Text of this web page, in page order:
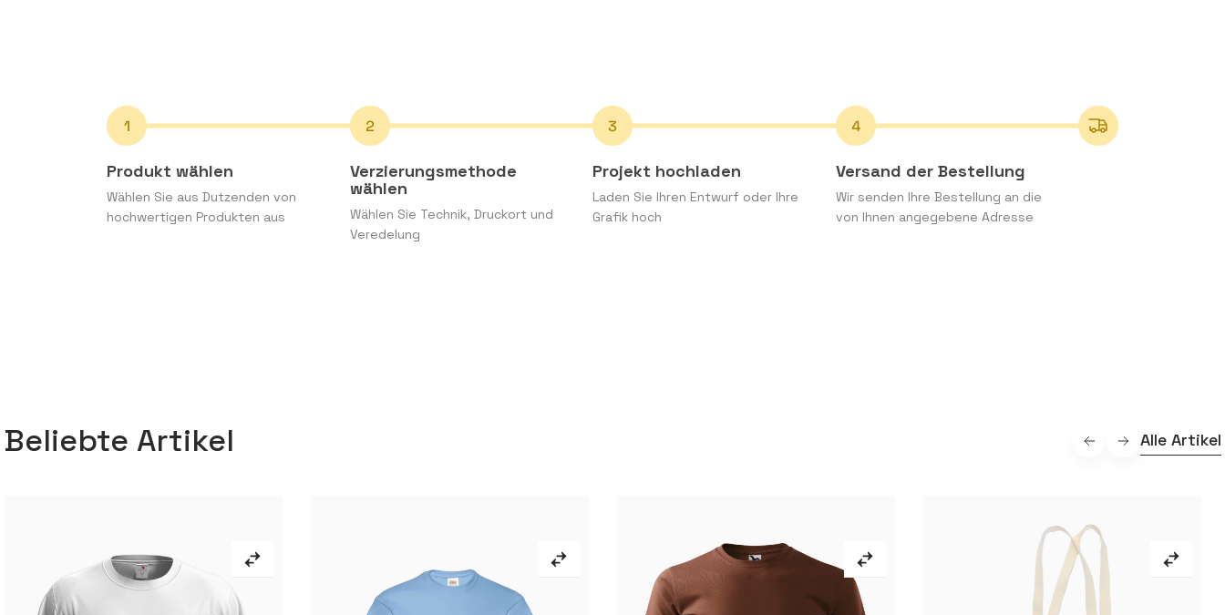
Produkt wählen
Wählen Sie aus Dutzenden von
hochwertigen Produkten aus
Verzierungsmethode
wählen
Wählen Sie Technik, Druckort und
Veredelung
Projekt hochladen
Laden Sie Ihren Entwurf oder Ihre
Grafik hoch
Versand der Bestellung
Wir senden Ihre Bestellung an die
von Ihnen angegebene Adresse
Beliebte Artikel Alle Artikel